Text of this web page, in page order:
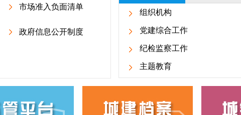
市场准入负面清单
政府信息公开制度
组织机构
党建综合工作
纪检监察工作
主题教育